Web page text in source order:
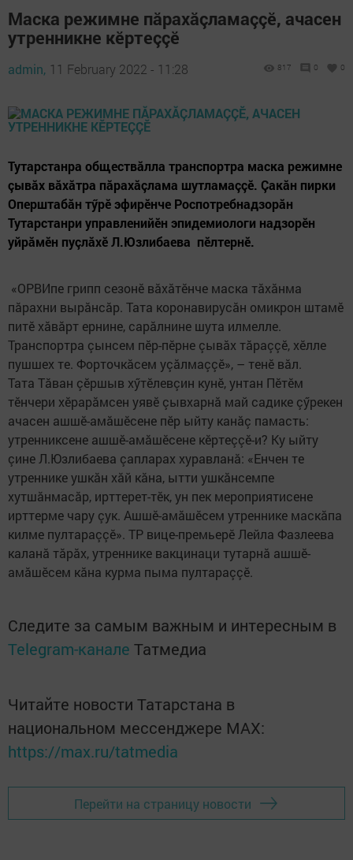
Маска режимне пăрахăçламаççӗ, ачасен
утренникне кӗртеççӗ
admin, 11 February 2022 - 11:28 817 0 0
Тутарстанра обществăлла транспортра маска режимне
çывăх вăхăтра пăрахăçлама шутламаççӗ. Çакăн пирки
Оперштабăн тӳрӗ эфирӗнче Роспотребнадзорăн
Тутарстанри управленийӗн эпидемиологи надзорӗн
уйрăмӗн пуçлăхӗ Л.Юзлибаева пӗлтернӗ.
«ОРВИпе грипп сезонӗ вăхăтӗнче маска тăхăнма
пăрахни вырăнсăр. Тата коронавирусăн омикрон штамӗ
питӗ хăвăрт ернине, сарăлнине шута илмелле.
Транспортра çынсем пӗр-пӗрне çывăх тăраççӗ, хӗлле
пушшех те. Форточкăсем уçăлмаççӗ», – тенӗ вăл.
Тата Тăван çӗршыв хӳтӗлевçин кунӗ, унтан Пӗтӗм
тӗнчери хӗрарăмсен уявӗ çывхарнă май садике çӳрекен
ачасен ашшӗ-амăшӗсене пӗр ыйту канăç памасть:
утренниксене ашшӗ-амăшӗсене кӗртеççӗ-и? Ку ыйту
çине Л.Юзлибаева çапларах хуравланă: «Енчен те
утреннике ушкăн хăй кăна, ытти ушкăнсемпе
хутшăнмасăр, ирттерет-тӗк, ун пек мероприятисене
ирттерме чару çук. Ашшӗ-амăшӗсем утреннике маскăпа
килме пултараççӗ». ТР вице-премьерӗ Лейла Фазлеева
каланă тăрăх, утреннике вакцинаци тутарнă ашшӗ-
амăшӗсем кăна курма пыма пултараççӗ.
Следите за самым важным и интересным в
Telegram-канале Татмедиа
Читайте новости Татарстана в
национальном мессенджере MАХ:
https://max.ru/tatmedia
Перейти на страницу новости